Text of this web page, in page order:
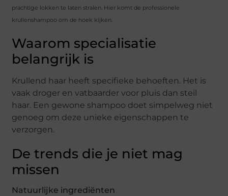
prachtige lokken te laten stralen. Hier komt de professionele
krullenshampoo om de hoek kijken.
Waarom specialisatie
belangrijk is
Krullend haar heeft specifieke behoeften. Het is
vaak droger en vatbaarder voor pluis dan steil
haar. Een gewone shampoo doet simpelweg niet
genoeg om deze unieke eigenschappen te
verzorgen.
De trends die je niet mag
missen
Natuurlijke ingrediënten